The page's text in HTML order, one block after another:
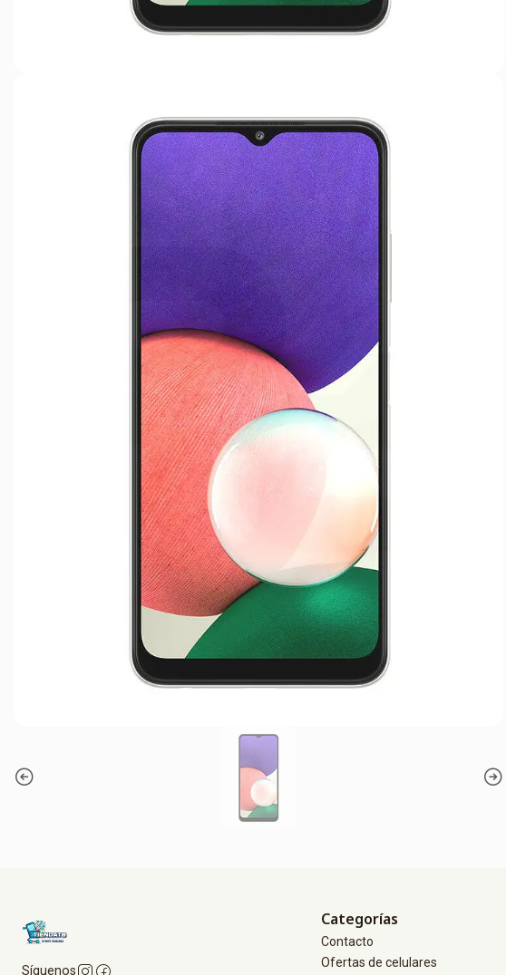
Síguenos
Categorías
Contacto
Ofertas de celulares